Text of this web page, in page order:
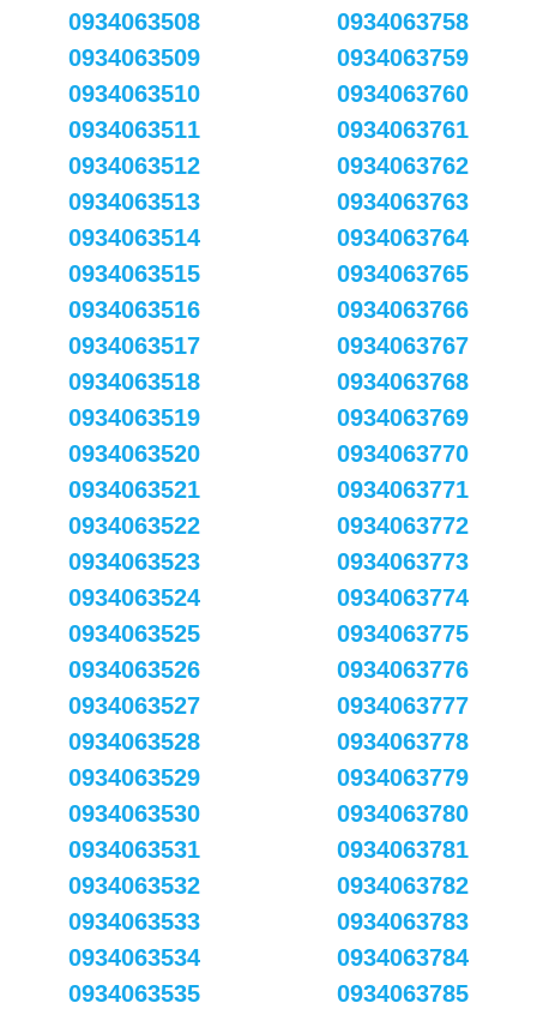
0934063508
0934063509
0934063510
0934063511
0934063512
0934063513
0934063514
0934063515
0934063516
0934063517
0934063518
0934063519
0934063520
0934063521
0934063522
0934063523
0934063524
0934063525
0934063526
0934063527
0934063528
0934063529
0934063530
0934063531
0934063532
0934063533
0934063534
0934063535
0934063758
0934063759
0934063760
0934063761
0934063762
0934063763
0934063764
0934063765
0934063766
0934063767
0934063768
0934063769
0934063770
0934063771
0934063772
0934063773
0934063774
0934063775
0934063776
0934063777
0934063778
0934063779
0934063780
0934063781
0934063782
0934063783
0934063784
0934063785